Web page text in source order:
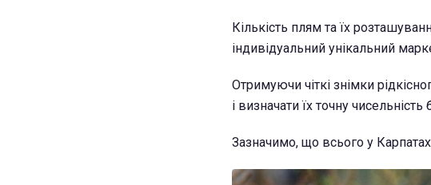
Кількість плям та їх
індивідуальний унікальний
Отримуючи чіткі знімки
і визначати їх точну
Зазначимо, що всього у